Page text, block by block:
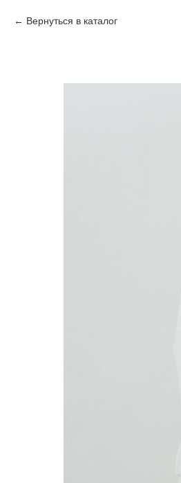
Вернуться в каталог